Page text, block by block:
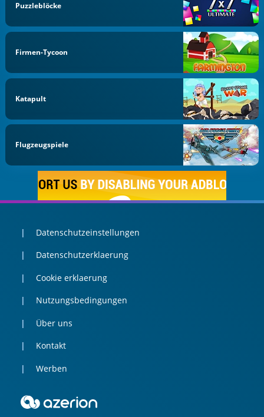
Puzzleblöcke
Firmen-Tycoon
Katapult
Flugzeugspiele
Datenschutzeinstellungen
Datenschutzerklaerung
Cookie erklaerung
Nutzungsbedingungen
Über uns
Kontakt
Werben